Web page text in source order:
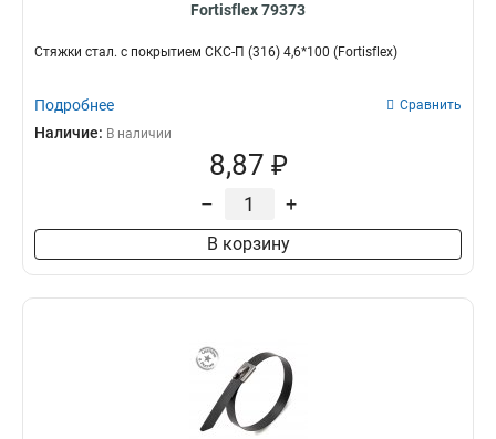
Fortisflex 79373
Стяжки стал. с покрытием СКС-П (316) 4,6*100 (Fortisflex)
Подробнее Сравнить
Наличие: В наличии
8,87 ₽
– +
В корзину